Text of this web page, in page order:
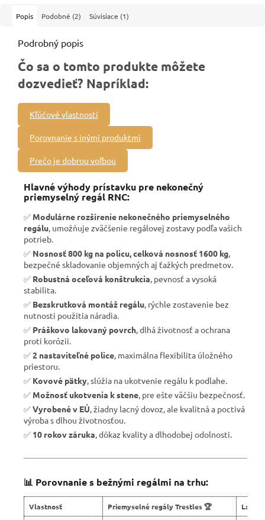
Popis Podobné (2) Súvisiace (1)
Podrobný popis
Čo sa o tomto produkte môžete
dozvedieť? Napríklad:
Kľúčové vlastnosti
Porovnanie s inými produktmi
Prečo je dobrou voľbou
Hlavné výhody prístavku pre nekonečný
priemyselný regál RNC:
✅ Modulárne rozšírenie nekonečného priemyselného
regálu , umožňuje zväčšenie regálovej zostavy podľa vašich
potrieb.
✅ Nosnosť 800 kg na policu, celková nosnosť 1600 kg
bezpečné skladovanie objemných aj ťažkých predmetov.
✅ Robustná oceľová konštrukcia , pevnosť a vysoká
stabilita.
✅ Bezskrutková montáž regálu , rýchle zostavenie bez
nutnosti použitia náradia.
✅ Práškovo lakovaný povrch , dlhá životnosť a ochrana
proti korózii.
✅2 nastaviteľné police , maximálna flexibilita úložného
priestoru.
✅ Kovové pätky , slúžia na ukotvenie regálu k podlahe.
✅ Možnosť ukotvenia k stene , pre ešte väčšiu bezpečnosť.
✅Vyrobené v EÚ , žiadny lacný dovoz, ale kvalitná a poctivá
výroba s dlhou životnosťou.
✅ 10 rokov záruka , dôkaz kvality a dlhodobej odolnosti.
📊 Porovnanie s bežnými regálmi na trhu:
Vlastnosť Priemyselné regály Trestles 🏆 Lacné